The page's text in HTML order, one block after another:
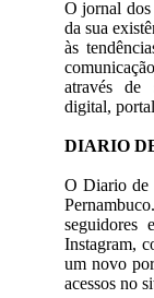
O jornal dos
da sua
às
através de
digital,
DIARIO
O Diario de
seguidores
Instagram,
um novo
acessos no